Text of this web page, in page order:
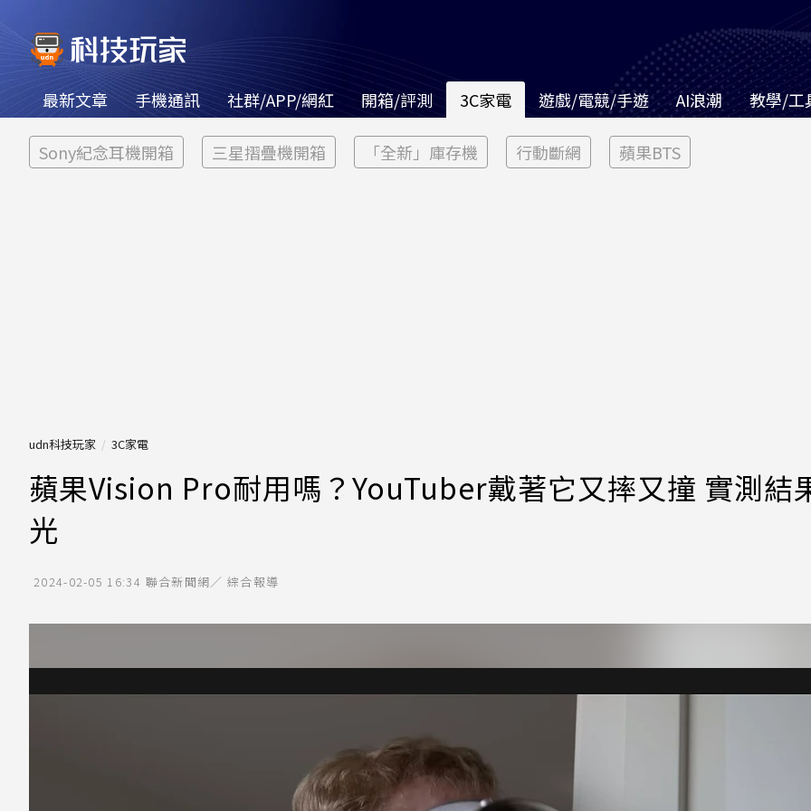
最新文章 手機通訊 社群/APP/網紅 開箱/評測 3C家電 遊戲/電競/手遊 AI浪潮 教學/工
Sony紀念耳機開箱 三星摺疊機開箱 「全新」庫存機 行動斷網 蘋果BTS
udn科技玩家 3C家電
蘋果Vision Pro耐用嗎？YouTuber戴著它又摔又撞 實測結
光
2024-02-05 16:34 聯合新聞網／ 綜合報導